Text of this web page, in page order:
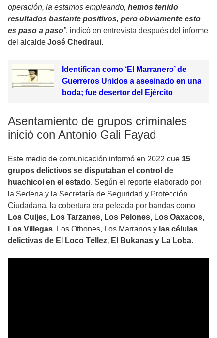
operación, la estamos empleando, hemos tenido
resultados bastante positivos, pero obviamente esto
es paso a paso”, indicó en entrevista después del informe
del alcalde José Chedraui.
Identifican como ‘El Marranero’ de
Guerreros Unidos a asesinado en una
boda; fue desertor del Ejército
Asentamiento de grupos criminales
inició con Antonio Gali Fayad
Este medio de comunicación informó en 2022 que 15
grupos delictivos se disputaban el control de
huachicol en el estado. Según el reporte elaborado por
la Sedena y la Secretaría de Seguridad y Protección
Ciudadana, la cobertura era peleada por bandas como
Los Cuijes, Los Tarzanes, Los Pelones, Los Oaxacos,
Los Villegas, Los Othones, Los Marranos y las células
delictivas de El Loco Téllez, El Bukanas y La Loba.